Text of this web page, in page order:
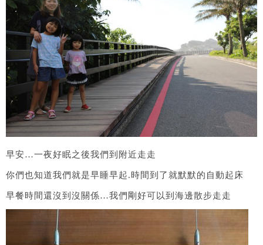
早安…一夜好眠之後我們到附近走走
你們也知道我們就是早睡早起.時間到了就默默的自動起床
早餐時間還沒到沒關係…我們剛好可以到海邊散步走走